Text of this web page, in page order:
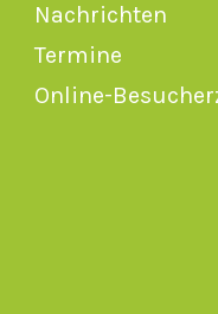
Nachrichten
Termine
Online-